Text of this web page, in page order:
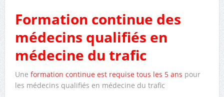
Formation continue des
médecins qualifiés en
médecine du trafic
Une formation continue est requise tous les 5 ans pour
les médecins qualifiés en médecine du trafic